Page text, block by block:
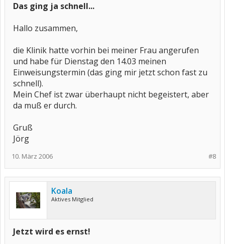
Das ging ja schnell...
Hallo zusammen,
die Klinik hatte vorhin bei meiner Frau angerufen
und habe für Dienstag den 14.03 meinen
Einweisungstermin (das ging mir jetzt schon fast zu
schnell).
Mein Chef ist zwar überhaupt nicht begeistert, aber
da muß er durch.
Gruß
Jörg
#8
10. März 2006
Koala
Aktives Mitglied
Jetzt wird es ernst!